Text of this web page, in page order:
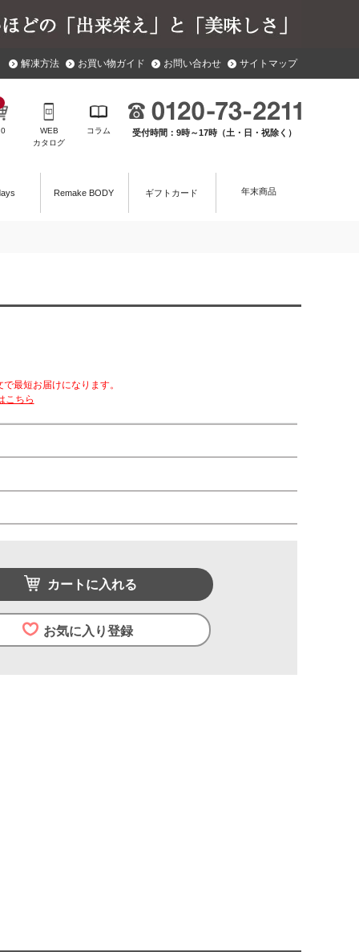
解凍方法 お買い物ガイド お問い合わせ サイトマップ
受付時間：9時～17時（土・日・祝除く）
0
WEB
カタログ
コラム
Remake BODY ギフトカード 年末商品
最短お届けになります。
こちら
カートに入れる
お気に入り登録